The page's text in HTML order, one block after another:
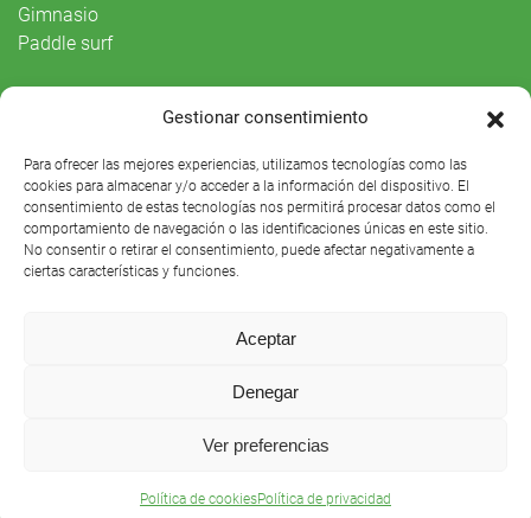
Gestionar consentimiento
Para ofrecer las mejores experiencias, utilizamos tecnologías como las
cookies para almacenar y/o acceder a la información del dispositivo. El
consentimiento de estas tecnologías nos permitirá procesar datos como el
comportamiento de navegación o las identificaciones únicas en este sitio.
No consentir o retirar el consentimiento, puede afectar negativamente a
ciertas características y funciones.
Aceptar
Denegar
Ver preferencias
Política de cookiesPolítica de privacidad
Gimnasio
Paddle surf
Agenda
Club Náutico Sevilla © 2021 |Aviso legal